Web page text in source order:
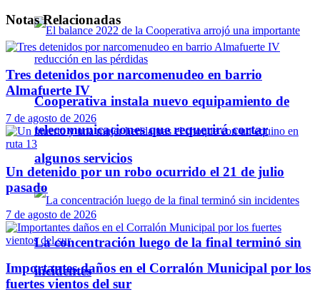
Cooperativa instala nuevo equipamiento de
telecomunicaciones que requerirá cortar
algunos servicios
La concentración luego de la final terminó sin
incidentes
NotasRelacionadas
Tres detenidos por narcomenudeo en barrio
Almafuerte IV
7 de agosto de 2026
Un detenido por un robo ocurrido el 21 de julio
pasado
7 de agosto de 2026
Importantes daños en el Corralón Municipal por los
fuertes vientos del sur